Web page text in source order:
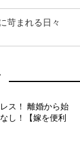
苛まれる日々
ス！ 離婚から始
し！【嫁を便利